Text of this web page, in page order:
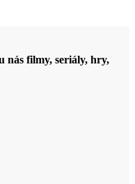
nás filmy, seriály, hry,